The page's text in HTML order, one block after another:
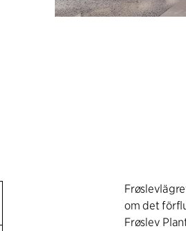
om det
Frøslev